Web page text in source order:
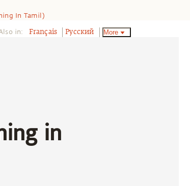
In Tamil)
in: Français Pусский More
in